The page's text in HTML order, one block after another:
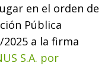
en el orden de
Pública
a la firma
S.A. por